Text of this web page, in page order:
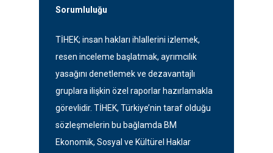
Sorumluluğu
TİHEK; insan hakları ihlallerini izlemek,
resen inceleme başlatmak, ayrımcılık
yasağını denetlemek ve dezavantajlı
gruplara ilişkin özel raporlar hazırlamakla
görevlidir. TİHEK, Türkiye’nin taraf olduğu
sözleşmelerin bu bağlamda BM
Ekonomik, Sosyal ve Kültürel Haklar